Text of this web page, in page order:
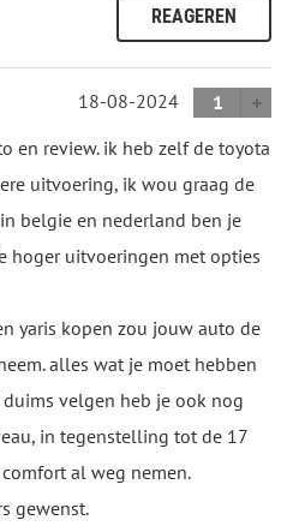
REAGEREN
18-08-2024
1
en review. ik heb zelf de toyota
uitvoering, ik wou graag de
belgie en nederland ben je
hoger uitvoeringen met opties
yaris kopen zou jouw auto de
alles wat je moet hebben
velgen heb je ook nog
in tegenstelling tot de 17
al weg nemen.
gewenst.